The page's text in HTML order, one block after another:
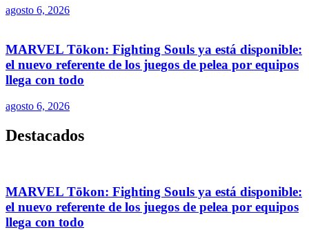
agosto 6, 2026
MARVEL Tōkon: Fighting Souls ya está disponible:
el nuevo referente de los juegos de pelea por equipos
llega con todo
agosto 6, 2026
Destacados
MARVEL Tōkon: Fighting Souls ya está disponible:
el nuevo referente de los juegos de pelea por equipos
llega con todo